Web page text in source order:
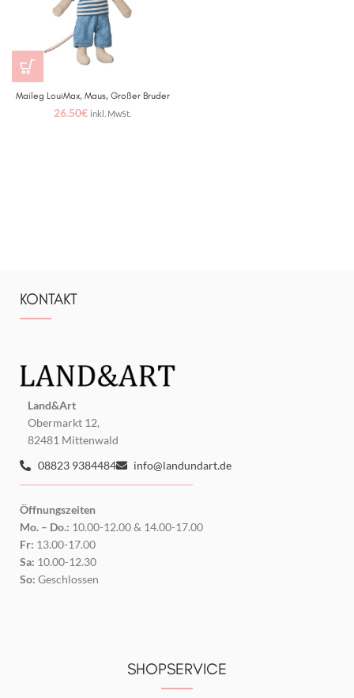
Maileg LouiMax, Maus, Großer Bruder
26.50€ inkl. MwSt.
KONTAKT
Land&Art
Obermarkt 12,
82481 Mittenwald
08823 9384484
info@landundart.de
Öffnungszeiten
Mo. – Do.: 10.00-12.00 & 14.00-17.00
Fr: 13.00-17.00
Sa: 10.00-12.30
So: Geschlossen
SHOPSERVICE